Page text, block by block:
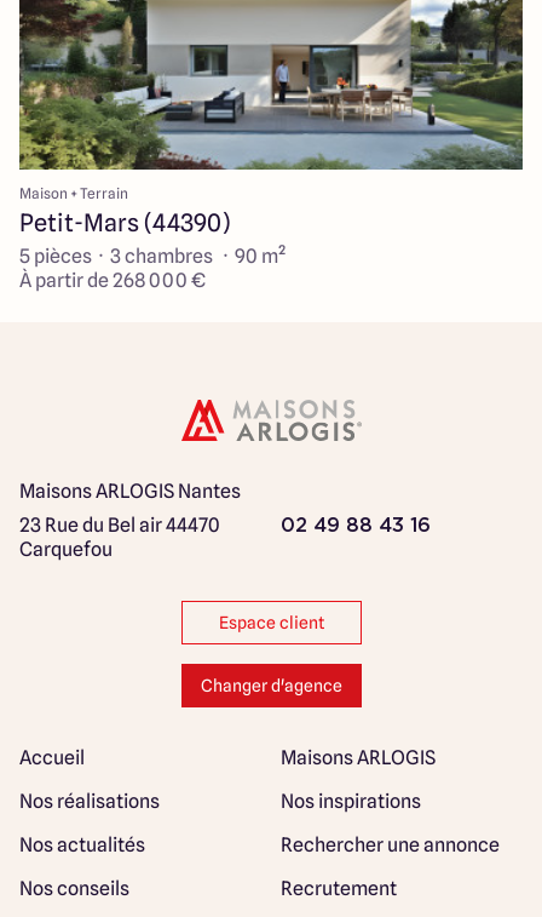
Maison + Terrain
Petit-Mars (44390)
5 pièces · 3 chambres · 90 m²
À partir de 268 000 €
Maisons ARLOGIS Nantes
23 Rue du Bel air44470
Carquefou
02 49 88 43 16
Espace client
Changer d'agence
Accueil
Maisons ARLOGIS
Nos réalisations
Nos inspirations
Nos actualités
Rechercher une annonce
Nos conseils
Recrutement